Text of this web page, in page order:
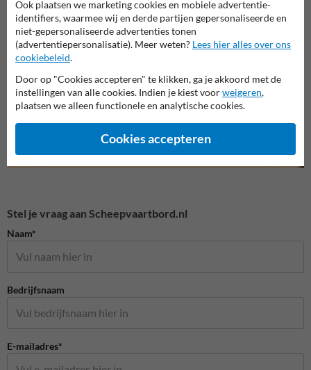
Honden borden
Entree- en toegangsborden
Stel je vraag aan Scheepvaartbord.nl
Naam*
Bedrijfsnaam
E-mailadres*
Ook plaatsen we marketing cookies en mobiele advertentie-
identifiers, waarmee wij en derde partijen gepersonaliseerde en
niet-gepersonaliseerde advertenties tonen
(advertentiepersonalisatie). Meer weten? Lees hier alles over ons
cookiebeleid.
Door op "Cookies accepteren" te klikken, ga je akkoord met de
instellingen van alle cookies. Indien je kiest voorweigeren,
plaatsen we alleen functionele en analytische cookies.
Cookies accepteren